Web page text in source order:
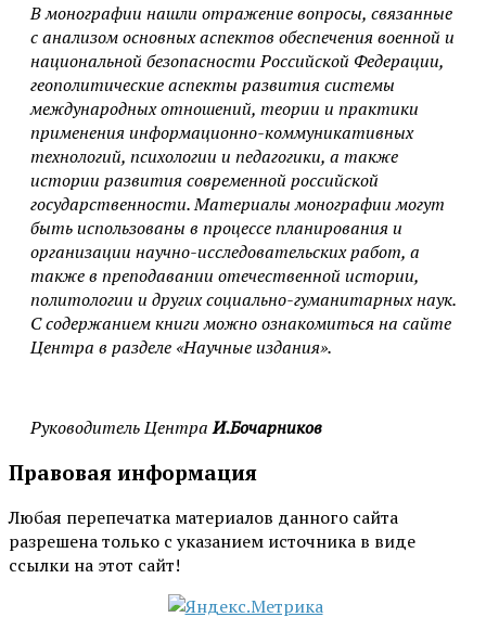
В монографии нашли отражение вопросы, связанные
с анализом основных аспектов обеспечения военной и
национальной безопасности Российской Федерации,
геополитические аспекты развития системы
международных отношений, теории и практики
применения информационно-коммуникативных
технологий, психологии и педагогики, а также
истории развития современной российской
государственности. Материалы монографии могут
быть использованы в процессе планирования и
организации научно-исследовательских работ, а
также в преподавании отечественной истории,
политологии и других социально-гуманитарных наук.
С содержанием книги можно ознакомиться на сайте
Центра в разделе «Научные издания».
Руководитель ЦентраИ.Бочарников
Правовая информация
Любая перепечатка материалов данного сайта
разрешена только с указанием источника в виде
ссылки на этот сайт!